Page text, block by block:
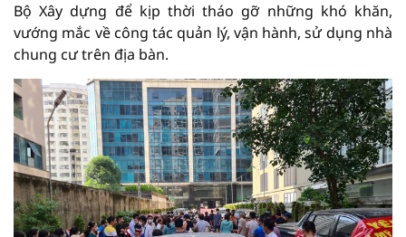
Bộ Xây dựng để kịp thời tháo gỡ những khó khăn,
vướng mắc về công tác quản lý, vận hành, sử dụng nhà
chung cư trên địa bàn.